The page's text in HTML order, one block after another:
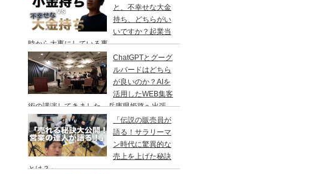
と、不幸せな大金
持ち、どちらがい
いですか？起業当
時から大事にしている事
ChatGPTとグーグ
ルバードはどちら
が良いのか？AIを
活用したWEB集客
術の講演してきました。兵庫県姫路へ出張
「伝説の販売員が
語る！サラリーマ
ン時代に驚異的な
売上を上げた秘訣
とは？」